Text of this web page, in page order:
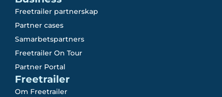
Freetrailer partnerskap
Partner cases
Samarbetspartners
Freetrailer On Tour
Partner Portal
Freetrailer
Om Freetrailer